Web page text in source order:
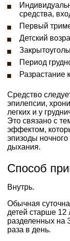
средства,
Первый
Детский
Период
Разрастание
Средство
эпилепсии,
легких и у
Это связано с
эффектом,
эпизоды
дыхания.
Способ
Внутрь.
Обычная
детей старше 12
разделенных на
раза в день.